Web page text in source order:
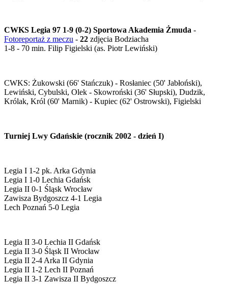
CWKS Legia 97 1-9 (0-2) Sportowa Akademia Żmuda -
Fotoreportaż z meczu - 22 zdjęcia Bodziacha
1-8 - 70 min. Filip Figielski (as. Piotr Lewiński)
CWKS: Żukowski (66' Stańczuk) - Rosłaniec (50' Jabłoński),
Lewiński, Cybulski, Olek - Skowroński (36' Słupski), Dudzik,
Królak, Król (60' Marnik) - Kupiec (62' Ostrowski), Figielski
Turniej Lwy Gdańskie (rocznik 2002 - dzień I)
Legia I 1-2 pk. Arka Gdynia
Legia I 1-0 Lechia Gdańsk
Legia II 0-1 Śląsk Wrocław
Zawisza Bydgoszcz 4-1 Legia
Lech Poznań 5-0 Legia
Legia II 3-0 Lechia II Gdańsk
Legia II 3-0 Śląsk II Wrocław
Legia II 2-4 Arka II Gdynia
Legia II 1-2 Lech II Poznań
Legia II 3-1 Zawisza II Bydgoszcz